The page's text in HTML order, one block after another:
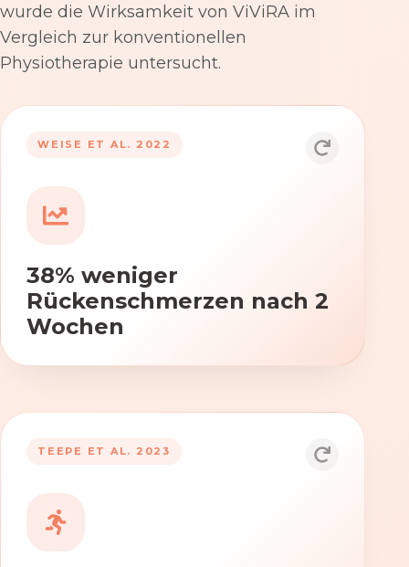
wurde die Wirksamkeit von ViViRA im
Vergleich zur konventionellen
Physiotherapie untersucht.
WEISE ET AL. 2022
38% weniger
Rückenschmerzen nach 2
Wochen
53% nach 12 Wochen
TEEPE ET AL. 2023
Durch die Anwendung von ViViRA
Beweglichkeit und Koordination nach